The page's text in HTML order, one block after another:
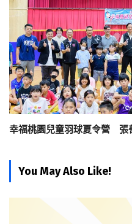
幸福桃園兒童羽球夏令營 張
You May Also Like!